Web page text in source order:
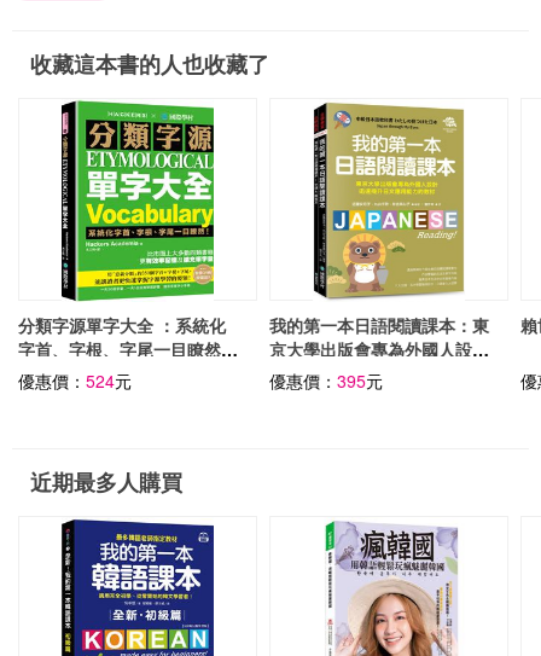
收藏這本書的人也收藏了
分類字源單字大全 ：系統化
字首、字根、字尾一目瞭然，
比市面上大多數同類書籍更有
效率記憶及擴充單字量！(附
優惠價： 524元
我的第一本日語閱讀課本：東
京大學出版會專為外國人設
計，迅速提升日文應用能力的
教材
優惠價：395元
近期最多人購買